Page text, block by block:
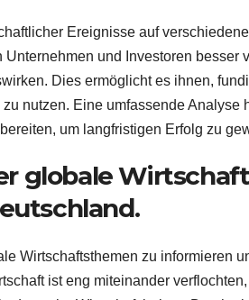
Ereignisse auf
und Investoren besser
Dies ermöglicht es ihnen,
nutzen. Eine umfassende Analyse
um langfristigen Erfolg zu
globale
Wirtschaftsthemen zu informieren
ist eng miteinander